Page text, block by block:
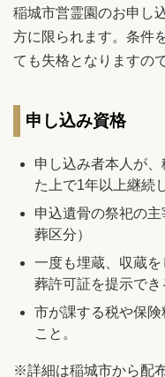
稲城市営霊園のお申し
方に限られます。条件
ても失格となりますの
申し込み資格
申し込み者本人が
た上で1年以上継続
申込遺骨の祭祀の
葬区分）
一度も埋蔵、収蔵
葬許可証を提示でき
市が課する税や保
こと。
※詳細は稲城市から配